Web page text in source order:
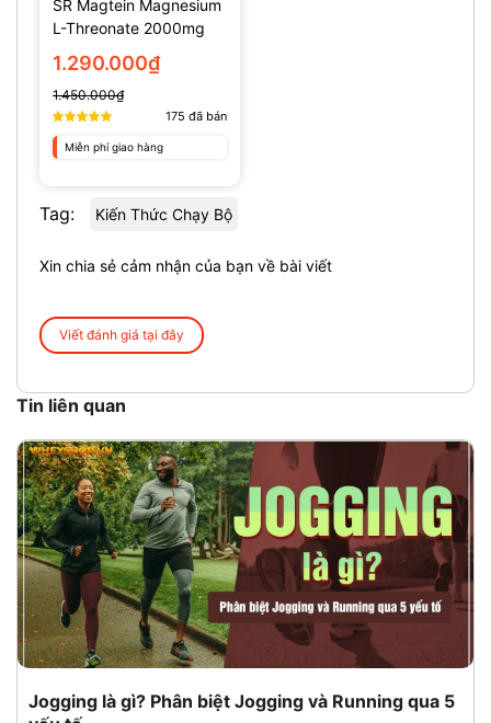
SR Magtein Magnesium
L-Threonate 2000mg
(135 Viên)
1.290.000₫
1.450.000₫
175 đã bán
Miễn phí giao hàng
Tag: Kiến Thức Chạy Bộ
Xin chia sẻ cảm nhận của bạn về bài viết
Viết đánh giá tại đây
Tin liên quan
Jogging là gì? Phân biệt Jogging và Running qua 5